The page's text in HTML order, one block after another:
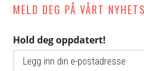
MELD DEG PÅ VÅRT
Hold deg oppdatert!